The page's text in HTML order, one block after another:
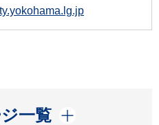
一覧
開く